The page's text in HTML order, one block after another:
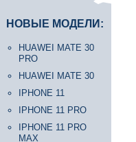
НОВЫЕ МОДЕЛИ:
HUAWEI MATE 30
PRO
HUAWEI MATE 30
IPHONE 11
IPHONE 11 PRO
IPHONE 11 PRO
MAX